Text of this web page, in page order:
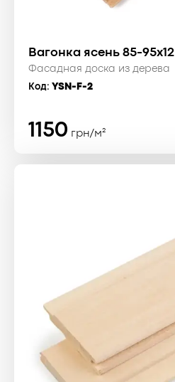
Вагонка ясень 85-95x12
Фасадная доска из дерева
Код: YSN-F-2
1150 грн/м²